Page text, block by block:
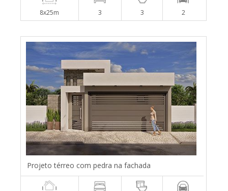
8x25m 3 3 2
Projeto térreo com pedra na fachada